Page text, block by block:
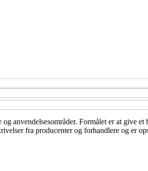
anvendelsesområder. Formålet er at give
fra producenter og forhandlere og er